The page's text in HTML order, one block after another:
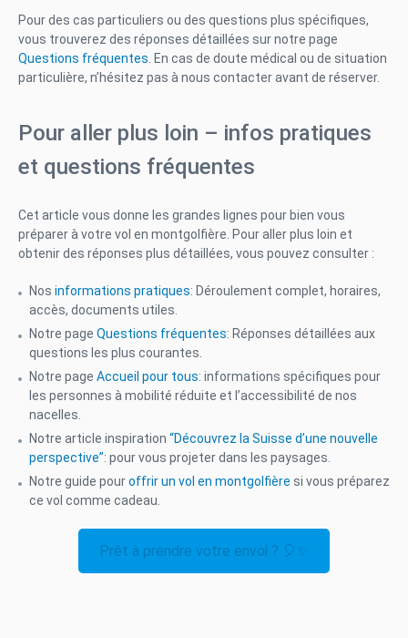
Pour des cas particuliers ou des questions plus spécifiques,
vous trouverez des réponses détaillées sur notre page
Questions fréquentes . En cas de doute médical ou de situation
particulière, n’hésitez pas à nous contacter avant de réserver.
Pour aller plus loin – infos pratiques
et questions fréquentes
Cet article vous donne les grandes lignes pour bien vous
préparer à votre vol en montgolfière. Pour aller plus loin et
obtenir des réponses plus détaillées, vous pouvez consulter :
Nos informations pratiques: Déroulement complet, horaires,
accès, documents utiles.
Notre page Questions fréquentes: Réponses détaillées aux
questions les plus courantes.
Notre page Accueil pour tous: informations spécifiques pour
les personnes à mobilité réduite et l’accessibilité de nos
nacelles.
Notre article inspiration “Découvrez la Suisse d’une nouvelle
perspective”: pour vous projeter dans les paysages.
Notre guide pouroffrir un vol en montgolfière si vous préparez
ce vol comme cadeau.
Prêt à prendre votre envol ? 🎈✨